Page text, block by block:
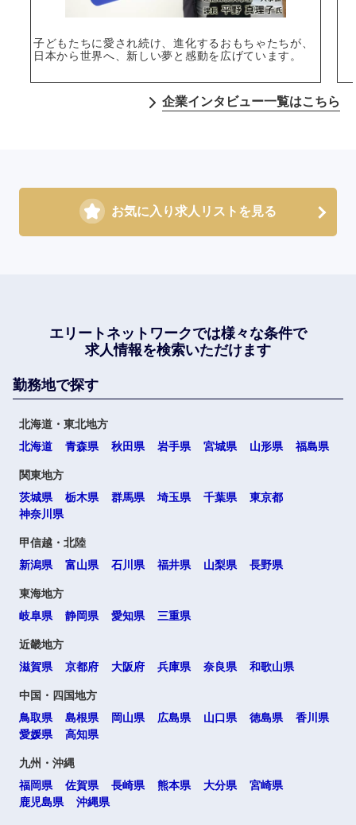
子どもたちに愛され続け、進化するおもちゃたちが、
日本から世界へ、新しい夢と感動を広げています。
企業インタビュー一覧はこちら
お気に入り求人リストを見る
エリートネットワークでは様々な条件で
求人情報を検索いただけます
勤務地で探す
北海道・東北地方
北海道
青森県 秋田県 岩手県 宮城県 山形県 福島県
関東地方
茨城県
栃木県 群馬県 埼玉県 千葉県
東京都
神奈川県
甲信越・北陸
新潟県
富山県 石川県 福井県 山梨県 長野県
東海地方
岐阜県
静岡県 愛知県 三重県
近畿地方
滋賀県
京都府 大阪府 兵庫県 奈良県 和歌山県
中国・四国地方
鳥取県
島根県 岡山県 広島県 山口県 徳島県
香川県
愛媛県
高知県
九州・沖縄
福岡県
佐賀県 長崎県 熊本県 大分県
宮崎県
鹿児島県
沖縄県